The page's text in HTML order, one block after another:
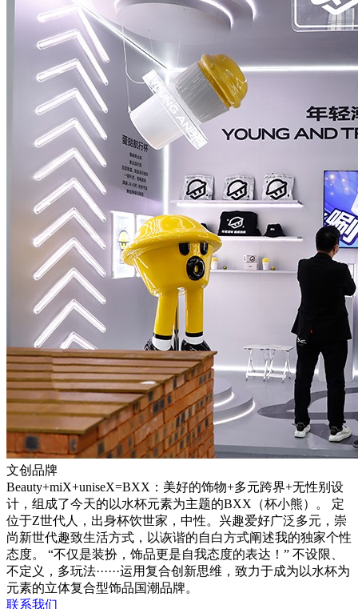
文创品牌
Beauty+miX+uniseX=BXX：美好的饰物+多元跨界+无性别设
计，组成了今天的以水杯元素为主题的BXX（杯小熊）。 定
位于Z世代人，出身杯饮世家，中性。兴趣爱好广泛多元，崇
尚新世代趣致生活方式，以诙谐的自白方式阐述我的独家个性
态度。 “不仅是装扮，饰品更是自我态度的表达！” 不设限、
不定义，多玩法······运用复合创新思维，致力于成为以水杯为
元素的立体复合型饰品国潮品牌。
联系我们